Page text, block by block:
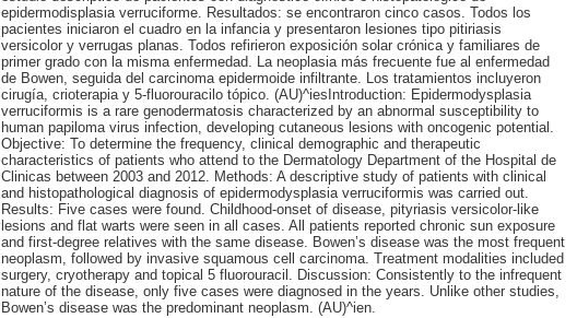
epidermodisplasia verruciforme. Resultados: se encontraron cinco casos. Todos los
pacientes iniciaron el cuadro en la infancia y presentaron lesiones tipo pitiriasis
versicolor y verrugas planas. Todos refirieron exposición solar crónica y familiares de
primer grado con la misma enfermedad. La neoplasia más frecuente fue al enfermedad
de Bowen, seguida del carcinoma epidermoide infiltrante. Los tratamientos incluyeron
cirugía, crioterapia y 5-fluorouracilo tópico. (AU)^iesIntroduction: Epidermodysplasia
verruciformis is a rare genodermatosis characterized by an abnormal susceptibility to
human papiloma virus infection, developing cutaneous lesions with oncogenic potential.
Objective: To determine the frequency, clinical demographic and therapeutic
characteristics of patients who attend to the Dermatology Department of the Hospital de
Clinicas between 2003 and 2012. Methods: A descriptive study of patients with clinical
and histopathological diagnosis of epidermodysplasia verruciformis was carried out.
Results: Five cases were found. Childhood-onset of disease, pityriasis versicolor-like
lesions and flat warts were seen in all cases. All patients reported chronic sun exposure
and first-degree relatives with the same disease. Bowen’s disease was the most frequent
neoplasm, followed by invasive squamous cell carcinoma. Treatment modalities included
surgery, cryotherapy and topical 5 fluorouracil. Discussion: Consistently to the infrequent
nature of the disease, only five cases were diagnosed in the years. Unlike other studies,
Bowen’s disease was the predominant neoplasm. (AU)^ien.